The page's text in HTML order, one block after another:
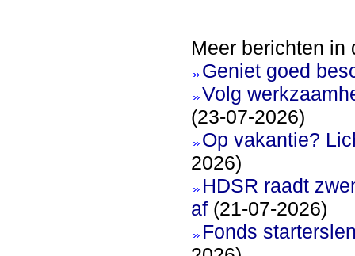
Meer berichten in
Geniet goed
Volg
(23-07-2026)
Op vakantie?
2026)
HDSR raadt
af(21-07-2026)
Fonds